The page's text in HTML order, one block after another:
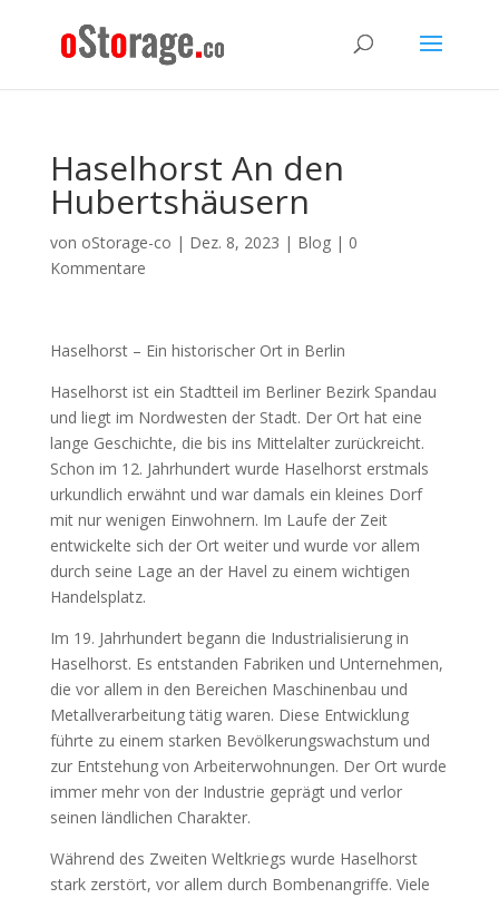
Haselhorst An den
Hubertshäusern
von oStorage-co | Dez. 8, 2023 | Blog| 0
Kommentare
Haselhorst – Ein historischer Ort in Berlin
Haselhorst ist ein Stadtteil im Berliner Bezirk Spandau
und liegt im Nordwesten der Stadt. Der Ort hat eine
lange Geschichte, die bis ins Mittelalter zurückreicht.
Schon im 12. Jahrhundert wurde Haselhorst erstmals
urkundlich erwähnt und war damals ein kleines Dorf
mit nur wenigen Einwohnern. Im Laufe der Zeit
entwickelte sich der Ort weiter und wurde vor allem
durch seine Lage an der Havel zu einem wichtigen
Handelsplatz.
Im 19. Jahrhundert begann die Industrialisierung in
Haselhorst. Es entstanden Fabriken und Unternehmen,
die vor allem in den Bereichen Maschinenbau und
Metallverarbeitung tätig waren. Diese Entwicklung
führte zu einem starken Bevölkerungswachstum und
zur Entstehung von Arbeiterwohnungen. Der Ort wurde
immer mehr von der Industrie geprägt und verlor
seinen ländlichen Charakter.
Während des Zweiten Weltkriegs wurde Haselhorst
stark zerstört, vor allem durch Bombenangriffe. Viele